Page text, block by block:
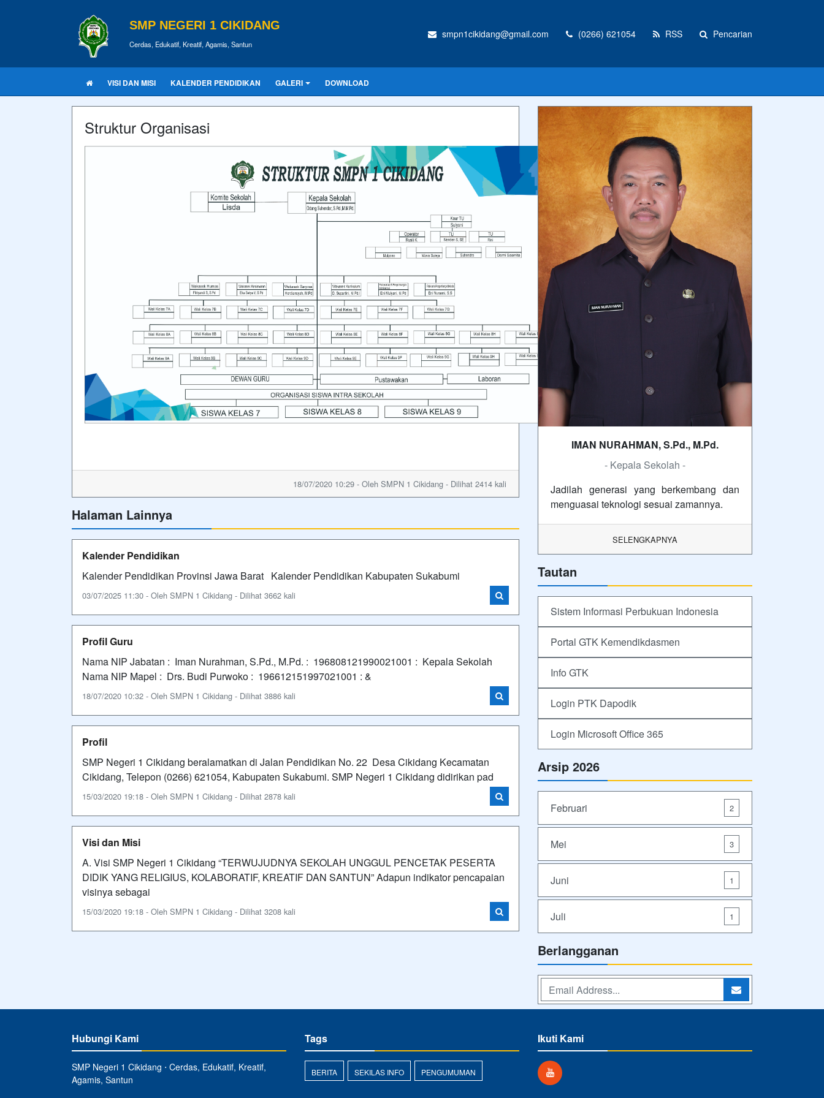
SMP NEGERI 1 CIKIDANG
Cerdas, Edukatif, Kreatif, Agamis, Santun
smpn1cikidang@gmail.com (0266) 621054 RSS Pencarian
VISI DAN MISI KALENDER PENDIDIKAN GALERI DOWNLOAD
Struktur Organisasi
18/07/2020 10:29 - Oleh SMPN 1 Cikidang - Dilihat 2414 kali
Halaman Lainnya
Kalender Pendidikan
Kalender Pendidikan Provinsi Jawa Barat Kalender Pendidikan Kabupaten Sukabumi
03/07/2025 11:30 - Oleh SMPN 1 Cikidang - Dilihat 3662 kali
Profil Guru
Nama NIP Jabatan : Iman Nurahman, S.Pd., M.Pd. : 196808121990021001 : Kepala Sekolah
Nama NIP Mapel : Drs. Budi Purwoko : 196612151997021001 : &
18/07/2020 10:32 - Oleh SMPN 1 Cikidang - Dilihat 3886 kali
Profil
SMP Negeri 1 Cikidang beralamatkan di Jalan Pendidikan No. 22 Desa Cikidang Kecamatan
Cikidang, Telepon (0266) 621054, Kabupaten Sukabumi. SMP Negeri 1 Cikidang didirikan pad
15/03/2020 19:18 - Oleh SMPN 1 Cikidang - Dilihat 2878 kali
Visi dan Misi
A. Visi SMP Negeri 1 Cikidang “TERWUJUDNYA SEKOLAH UNGGUL PENCETAK PESERTA
DIDIK YANG RELIGIUS, KOLABORATIF, KREATIF DAN SANTUN” Adapun indikator pencapaian
visinya sebagai
15/03/2020 19:18 - Oleh SMPN 1 Cikidang - Dilihat 3208 kali
IMAN NURAHMAN, S.Pd., M.Pd.
- Kepala Sekolah -
Jadilah generasi yang berkembang dan
menguasai teknologi sesuai zamannya.
SELENGKAPNYA
Tautan
Sistem Informasi Perbukuan Indonesia
Portal GTK Kemendikdasmen
Info GTK
Login PTK Dapodik
Login Microsoft Office 365
Arsip 2026
Februari 2
Mei 3
Juni 1
Juli 1
Berlangganan
Hubungi Kami
SMP Negeri 1 Cikidang ⋅ Cerdas, Edukatif, Kreatif,
Agamis, Santun
Tags
BERITA SEKILAS INFO PENGUMUMAN
Ikuti Kami